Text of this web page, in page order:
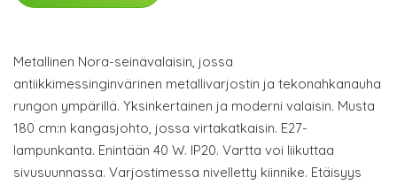
Metallinen Nora-seinävalaisin, jossa
antiikkimessinginvärinen metallivarjostin ja tekonahkanauha
rungon ympärillä. Yksinkertainen ja moderni valaisin. Musta
180 cm:n kangasjohto, jossa virtakatkaisin. E27-
lampunkanta. Enintään 40 W. IP20. Vartta voi liikuttaa
sivusuunnassa. Varjostimessa nivelletty kiinnike. Etäisyys